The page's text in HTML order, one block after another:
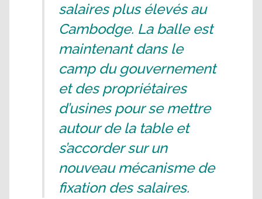
salaires plus élevés au
Cambodge. La balle est
maintenant dans le
camp du gouvernement
et des propriétaires
d’usines pour se mettre
autour de la table et
s’accorder sur un
nouveau mécanisme de
fixation des salaires.